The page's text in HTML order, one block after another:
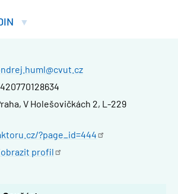
V Holešovičkách 2, L-229
?page_id=444
profil